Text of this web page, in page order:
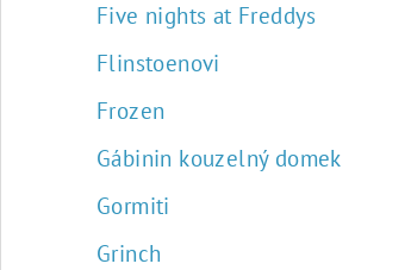
Five nights at Freddys
Flinstoenovi
Frozen
Gábinin kouzelný domek
Gormiti
Grinch